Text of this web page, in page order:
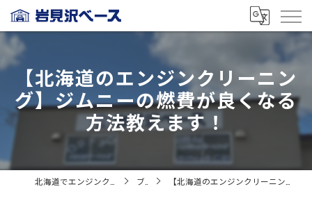
【北海道のエンジンクリーニン
グ】ジムニーの燃費が良くなる
方法教えます！
ブログ 【北海道のエンジンクリーニング】ジムニーの燃費が良くなる方法教えます！